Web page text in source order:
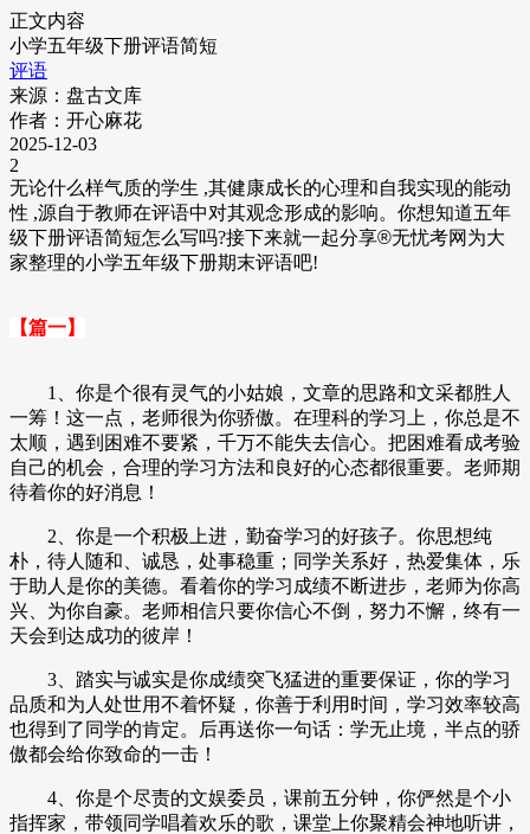
正文内容
小学五年级下册评语简短
评语
来源：盘古文库
作者：开心麻花
2025-12-03
2
无论什么样气质的学生 ,其健康成长的心理和自我实现的能动
性 ,源自于教师在评语中对其观念形成的影响。你想知道五年
级下册评语简短怎么写吗?接下来就一起分享®无忧考网为大
家整理的小学五年级下册期末评语吧!
【篇一】
1、你是个很有灵气的小姑娘，文章的思路和文采都胜人
一筹！这一点，老师很为你骄傲。在理科的学习上，你总是不
太顺，遇到困难不要紧，千万不能失去信心。把困难看成考验
自己的机会，合理的学习方法和良好的心态都很重要。老师期
待着你的好消息！
2、你是一个积极上进，勤奋学习的好孩子。你思想纯
朴，待人随和、诚恳，处事稳重；同学关系好，热爱集体，乐
于助人是你的美德。看着你的学习成绩不断进步，老师为你高
兴、为你自豪。老师相信只要你信心不倒，努力不懈，终有一
天会到达成功的彼岸！
3、踏实与诚实是你成绩突飞猛进的重要保证，你的学习
品质和为人处世用不着怀疑，你善于利用时间，学习效率较高
也得到了同学的肯定。后再送你一句话：学无止境，半点的骄
傲都会给你致命的一击！
4、你是个尽责的文娱委员，课前五分钟，你俨然是个小
指挥家，带领同学唱着欢乐的歌，课堂上你聚精会神地听讲，